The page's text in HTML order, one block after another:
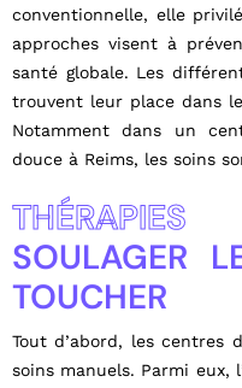
conventionnelle, elle
approches visent à
santé globale. Les
trouvent leur place dans
Notamment dans un
douce à Reims, les soins
THÉRAPIES
SOULAGER
TOUCHER
Tout d’abord, les centres
soins manuels. Parmi eux,